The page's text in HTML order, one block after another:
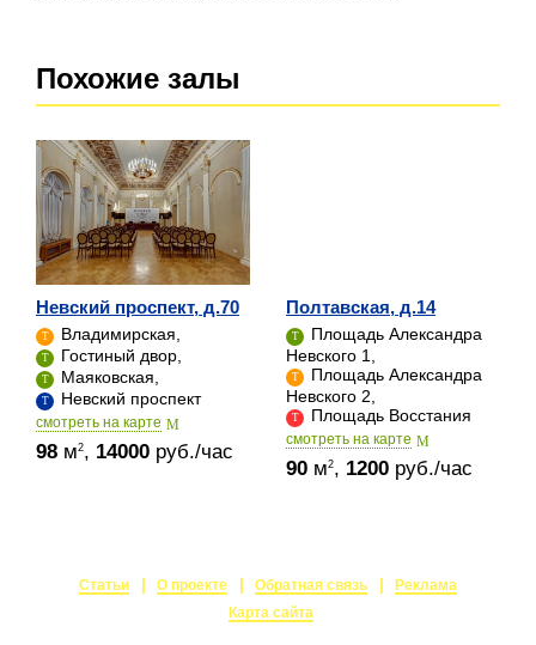
Похожие залы
Невский проспект, д.70
Владимирская,
Гостиный двор,
Маяковская,
Невский проспект
cмотреть на карте
98 м2, 14000 руб./час
Полтавская, д.14
Площадь Александра
Невского 1,
Площадь Александра
Невского 2,
Площадь Восстания
cмотреть на карте
90 м2, 1200 руб./час
Статьи О проекте Обратная связь
Реклама
Карта сайта